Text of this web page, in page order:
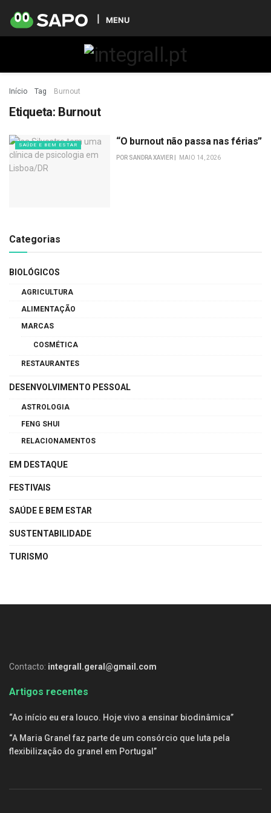
MENU
Início Tag Burnout
Etiqueta: Burnout
SAÚDE E BEM ESTAR “O burnout não passa nas férias”
POR SANDRA XAVIER MAIO 14, 2026
Categorias
BIOLÓGICOS
AGRICULTURA
ALIMENTAÇÃO
MARCAS
COSMÉTICA
RESTAURANTES
DESENVOLVIMENTO PESSOAL
ASTROLOGIA
FENG SHUI
RELACIONAMENTOS
EM DESTAQUE
FESTIVAIS
SAÚDE E BEM ESTAR
SUSTENTABILIDADE
TURISMO
Contacto: integrall.geral@gmail.com
Artigos recentes
“Ao início eu era louco. Hoje vivo a ensinar biodinâmica”
“A Maria Granel faz parte de um consórcio que luta pela
flexibilização do granel em Portugal”